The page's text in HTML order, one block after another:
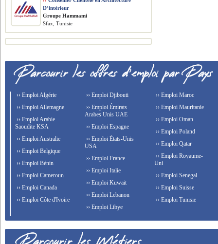
D’intérieur
Groupe Hammami
Sfax, Tunisie
›› Emploi Algérie
›› Emploi Allemagne
›› Emploi Arabie
Saoudite KSA
›› Emploi Australie
›› Emploi Belgique
›› Emploi Bénin
›› Emploi Cameroun
›› Emploi Canada
›› Emploi Côte d'Ivoire
›› Emploi Djibouti
›› Emploi Émirats
Arabes Unis UAE
›› Emploi Espagne
›› Emploi États-Unis
USA
›› Emploi France
›› Emploi Italie
›› Emploi Kuwait
›› Emploi Lebanon
›› Emploi Libye
›› Emploi Maroc
›› Emploi Mauritanie
›› Emploi Oman
›› Emploi Poland
›› Emploi Qatar
›› Emploi Royaume-
Uni
›› Emploi Senegal
›› Emploi Suisse
›› Emploi Tunisie